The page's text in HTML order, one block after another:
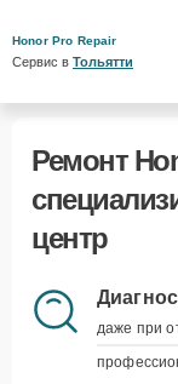
Honor Pro Repair
Сервис в Тольятти
Ремонт
центр
даже при